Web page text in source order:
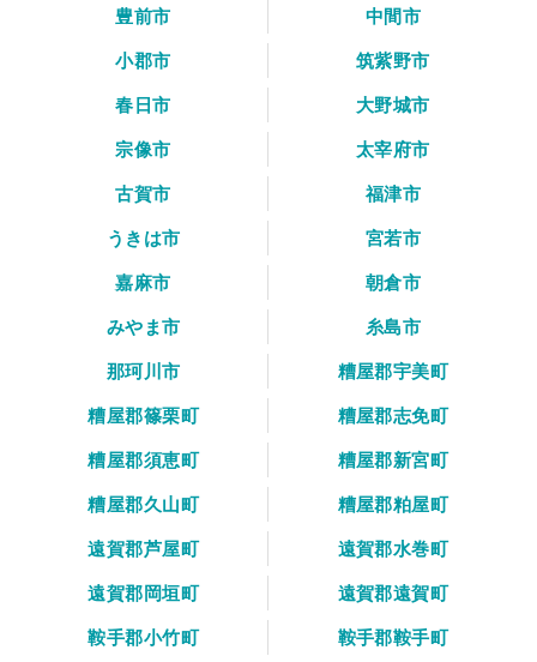
豊前市
中間市
小郡市
筑紫野市
春日市
大野城市
宗像市
太宰府市
古賀市
福津市
うきは市
宮若市
嘉麻市
朝倉市
みやま市
糸島市
那珂川市
糟屋郡宇美町
糟屋郡篠栗町
糟屋郡志免町
糟屋郡須恵町
糟屋郡新宮町
糟屋郡久山町
糟屋郡粕屋町
遠賀郡芦屋町
遠賀郡水巻町
遠賀郡岡垣町
遠賀郡遠賀町
鞍手郡小竹町
鞍手郡鞍手町